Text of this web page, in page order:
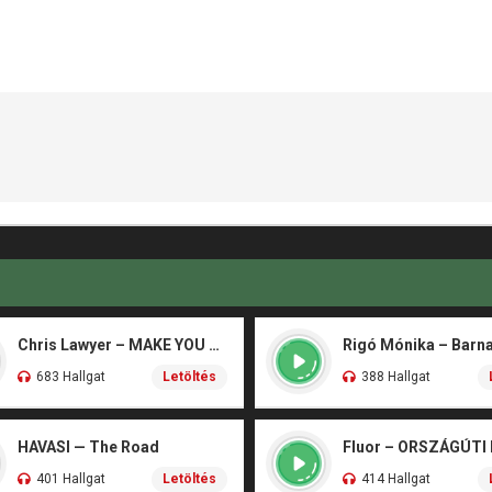
Chris Lawyer – MAKE YOU FLY
683 Hallgat Letöltés 388 Hallgat
HAVASI — The Road
401 Hallgat Letöltés
Fluor – ORSZÁGÚTI
414 Hallgat